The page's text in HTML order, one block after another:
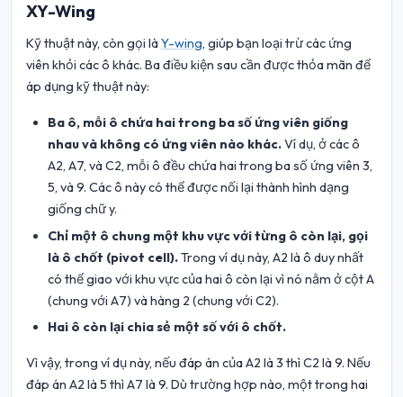
XY-Wing
Kỹ thuật này, còn gọi làY-wing, giúp bạn loại trừ các ứng
viên khỏi các ô khác. Ba điều kiện sau cần được thỏa mãn để
áp dụng kỹ thuật này:
Ba ô, mỗi ô chứa hai trong ba số ứng viên giống
nhau và không có ứng viên nào khác.Ví dụ, ở các ô
A2, A7, và C2, mỗi ô đều chứa hai trong ba số ứng viên 3,
5, và 9. Các ô này có thể được nối lại thành hình dạng
giống chữ y.
Chỉ một ô chung một khu vực với từng ô còn lại, gọi
là ô chốt (pivot cell).Trong ví dụ này, A2 là ô duy nhất
có thể giao với khu vực của hai ô còn lại vì nó nằm ở cột A
(chung với A7) và hàng 2 (chung với C2).
Hai ô còn lại chia sẻ một số với ô chốt.
Vì vậy, trong ví dụ này, nếu đáp án của A2 là 3 thì C2 là 9. Nếu
đáp án A2 là 5 thì A7 là 9. Dù trường hợp nào, một trong hai